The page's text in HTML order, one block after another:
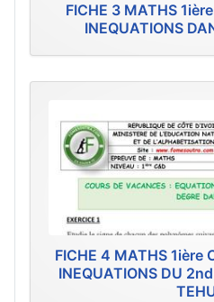
FICHE 3 MATHS
INEQUATIONS
FICHE 4 MATHS 1ière
INEQUATIONS DU